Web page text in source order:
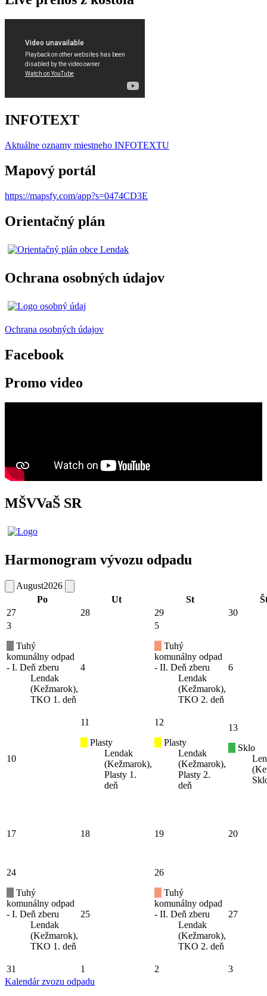
INFOTEXT
Aktuálne oznamy miestneho INFOTEXTU
Mapový portál
https://mapsfy.com/app?s=0474CD3E
Orientačný plán
Ochrana osobných údajov
Ochrana osobných údajov
Facebook
Promo video
MŠVVaŠ SR
Harmonogram vývozu odpadu
August2026
Po
Ut St
27
28 29
30
3
Tuhý
komunálny odpad
- I. Deň zberu
Lendak
(Kežmarok),
TKO 1. deň
4
5
Tuhý
komunálny odpad
- II. Deň zberu
Lendak
(Kežmarok),
TKO 2. deň
6
10
11
Plasty
Lendak
(Kežmarok),
Plasty 1.
deň
12
Plasty
Lendak
(Kežmarok),
Plasty 2.
deň
13
Sklo
17 18 19 20
24
Tuhý
komunálny odpad
- I. Deň zberu
Lendak
(Kežmarok),
TKO 1. deň
25
26
Tuhý
komunálny odpad
- II. Deň zberu
Lendak
(Kežmarok),
TKO 2. deň
27
31 1 2
3
Kalendár zvozu odpadu